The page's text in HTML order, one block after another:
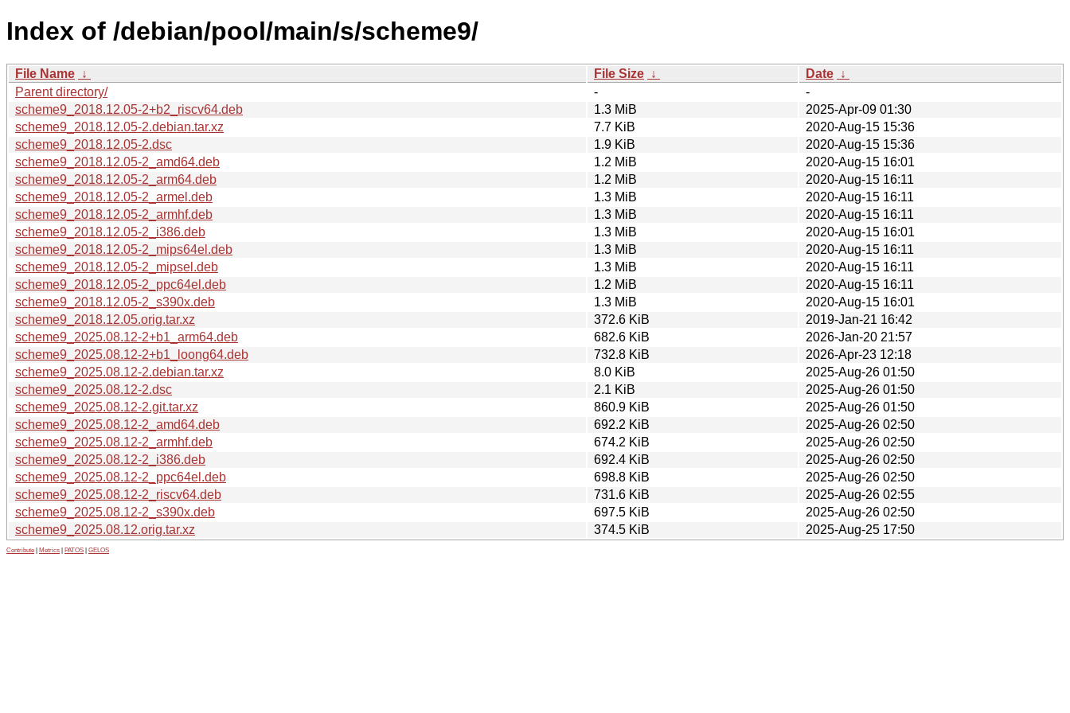
Index of /debian/pool/main/s/scheme9/
File Name ↓ File Size ↓ Date ↓
Parent directory/
-
-
scheme9_2018.12.05-2+b2_riscv64.deb
1.3 MiB
2025-Apr-09 01:30
scheme9_2018.12.05-2.debian.tar.xz
7.7 KiB
2020-Aug-15 15:36
scheme9_2018.12.05-2.dsc
1.9 KiB
2020-Aug-15 15:36
scheme9_2018.12.05-2_amd64.deb
1.2 MiB
2020-Aug-15 16:01
scheme9_2018.12.05-2_arm64.deb
1.2 MiB
2020-Aug-15 16:11
scheme9_2018.12.05-2_armel.deb
1.3 MiB
2020-Aug-15 16:11
scheme9_2018.12.05-2_armhf.deb
1.3 MiB
2020-Aug-15 16:11
scheme9_2018.12.05-2_i386.deb
1.3 MiB
2020-Aug-15 16:01
scheme9_2018.12.05-2_mips64el.deb
1.3 MiB
2020-Aug-15 16:11
scheme9_2018.12.05-2_mipsel.deb
1.3 MiB
2020-Aug-15 16:11
scheme9_2018.12.05-2_ppc64el.deb
1.2 MiB
2020-Aug-15 16:11
scheme9_2018.12.05-2_s390x.deb
1.3 MiB
2020-Aug-15 16:01
scheme9_2018.12.05.orig.tar.xz
372.6 KiB
2019-Jan-21 16:42
scheme9_2025.08.12-2+b1_arm64.deb
682.6 KiB
2026-Jan-20 21:57
scheme9_2025.08.12-2+b1_loong64.deb
732.8 KiB
2026-Apr-23 12:18
scheme9_2025.08.12-2.debian.tar.xz
8.0 KiB
2025-Aug-26 01:50
scheme9_2025.08.12-2.dsc
2.1 KiB
2025-Aug-26 01:50
scheme9_2025.08.12-2.git.tar.xz
860.9 KiB
2025-Aug-26 01:50
scheme9_2025.08.12-2_amd64.deb
692.2 KiB
2025-Aug-26 02:50
scheme9_2025.08.12-2_armhf.deb
674.2 KiB
2025-Aug-26 02:50
scheme9_2025.08.12-2_i386.deb
692.4 KiB
2025-Aug-26 02:50
scheme9_2025.08.12-2_ppc64el.deb
698.8 KiB
2025-Aug-26 02:50
scheme9_2025.08.12-2_riscv64.deb
731.6 KiB
2025-Aug-26 02:55
scheme9_2025.08.12-2_s390x.deb
697.5 KiB
2025-Aug-26 02:50
scheme9_2025.08.12.orig.tar.xz
374.5 KiB 2025-Aug-25 17:50
Contribute Metrics PATOS GELOS